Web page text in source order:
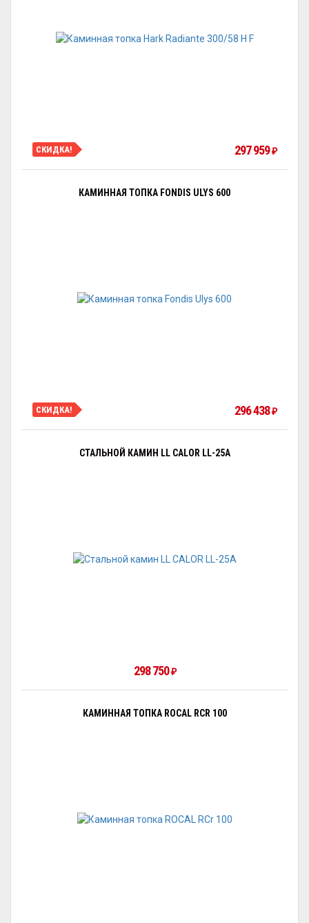
СКИДКА! 297 959 ₽
КАМИННАЯ ТОПКА FONDIS ULYS 600
СКИДКА! 296 438 ₽
СТАЛЬНОЙ КАМИН LL CALOR LL-25A
298 750 ₽
КАМИННАЯ ТОПКА ROCAL RCR 100